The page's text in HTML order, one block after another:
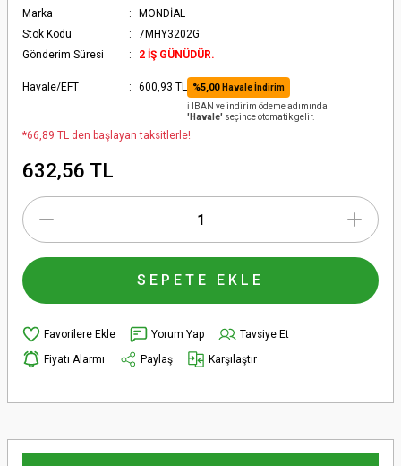
Marka
MONDİAL
Stok Kodu
7MHY3202G
Gönderim Süresi
2 İŞ GÜNÜDÜR.
Havale/EFT 600,93 TL %5,00 Havale İndirim
ℹ️ IBAN ve indirim ödeme adımında
'Havale' seçince otomatik gelir.
*66,89 TL den başlayan taksitlerle!
632,56 TL
SEPETE EKLE
Yorum Yap
Tavsiye Et
Fiyatı Alarmı
Paylaş Karşılaştır